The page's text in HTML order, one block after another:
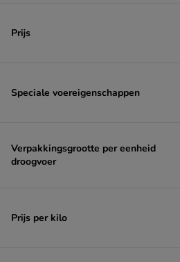
Prijs
Speciale voereigenschappen
Verpakkingsgrootte per eenheid
droogvoer
Prijs per kilo